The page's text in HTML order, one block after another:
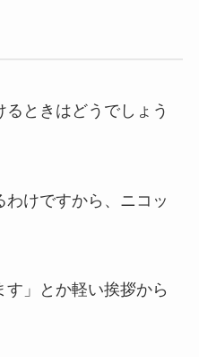
ときはどうでしょう
けですから、ニコッ
」とか軽い挨拶から